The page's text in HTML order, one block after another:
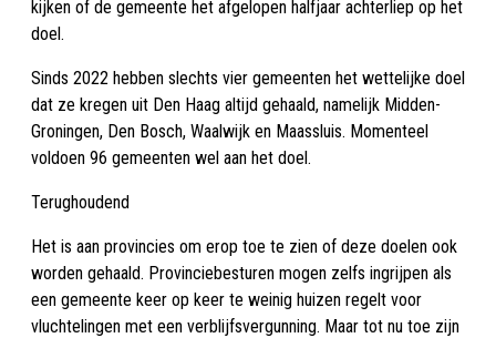
kijken of de gemeente het afgelopen halfjaar achterliep op het
doel.
Sinds 2022 hebben slechts vier gemeenten het wettelijke doel
dat ze kregen uit Den Haag altijd gehaald, namelijk Midden-
Groningen, Den Bosch, Waalwijk en Maassluis. Momenteel
voldoen 96 gemeenten wel aan het doel.
Terughoudend
Het is aan provincies om erop toe te zien of deze doelen ook
worden gehaald. Provinciebesturen mogen zelfs ingrijpen als
een gemeente keer op keer te weinig huizen regelt voor
vluchtelingen met een verblijfsvergunning. Maar tot nu toe zijn